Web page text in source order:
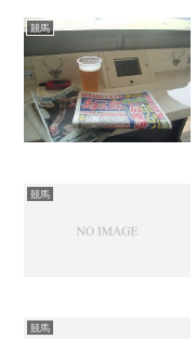
競馬
競馬
競馬